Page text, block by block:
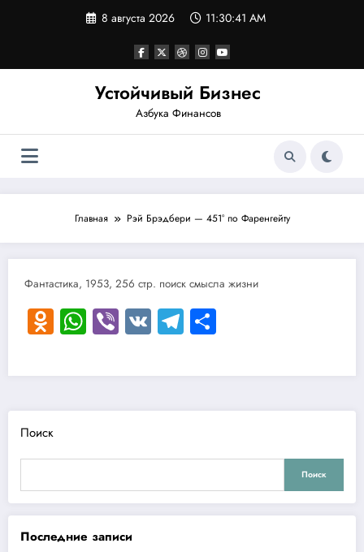
8 августа 2026 11:30:41 AM
Устойчивый Бизнес
Азбука Финансов
Главная Рэй Брэдбери — 451° по Фаренгейту
Фантастика, 1953, 256 стр. поиск смысла жизни
Odnoklassniki
WhatsApp
Viber
VKTelegram
Поиск
Поиск
Последние записи